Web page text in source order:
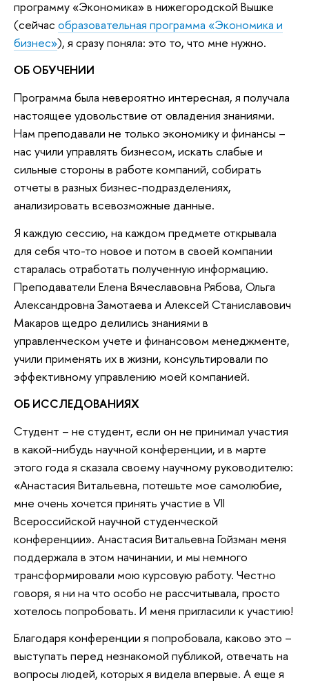
программу «Экономика» в нижегородской Вышке
(сейчас образовательная программа «Экономика и
бизнес»), я сразу поняла: это то, что мне нужно.
ОБ ОБУЧЕНИИ
Программа была невероятно интересная, я получала
настоящее удовольствие от овладения знаниями.
Нам преподавали не только экономику и финансы –
нас учили управлять бизнесом, искать слабые и
сильные стороны в работе компаний, собирать
отчеты в разных бизнес-подразделениях,
анализировать всевозможные данные.
Я каждую сессию, на каждом предмете открывала
для себя что-то новое и потом в своей компании
старалась отработать полученную информацию.
Преподаватели Елена Вячеславовна Рябова, Ольга
Александровна Замотаева и Алексей Станиславович
Макаров щедро делились знаниями в
управленческом учете и финансовом менеджменте,
учили применять их в жизни, консультировали по
эффективному управлению моей компанией.
ОБ ИССЛЕДОВАНИЯХ
Студент – не студент, если он не принимал участия
в какой-нибудь научной конференции, и в марте
этого года я сказала своему научному руководителю:
«Анастасия Витальевна, потешьте мое самолюбие,
мне очень хочется принять участие в VII
Всероссийской научной студенческой
конференции». Анастасия Витальевна Гойзман меня
поддержала в этом начинании, и мы немного
трансформировали мою курсовую работу. Честно
говоря, я ни на что особо не рассчитывала, просто
хотелось попробовать. И меня пригласили к участию!
Благодаря конференции я попробовала, каково это –
выступать перед незнакомой публикой, отвечать на
вопросы людей, которых я видела впервые. А еще я